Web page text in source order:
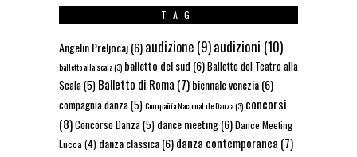
TAG
Angelin Preljocaj(6)audizione (9)audizioni (10)
balletto alla scala(3) balletto del sud (6)Balletto del Teatro alla
Scala(5) Balletto di Roma (7)biennale venezia(6)
compagnia danza(5)Compañía Nacional de Danza(3) concorsi
(8)Concorso Danza(5) dance meeting(6)Dance Meeting
Lucca(4) danza classica(6)danza contemporanea (7)